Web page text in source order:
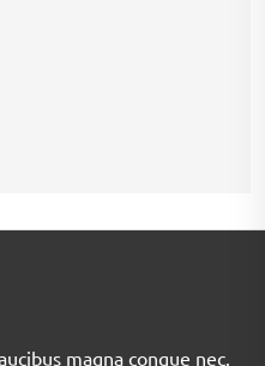
magna congue nec.